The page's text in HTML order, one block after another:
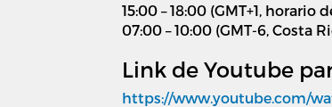
15:00 – 18:00 (GMT+1, horario
07:00 – 10:00 (GMT-6, Costa
Link de Youtube
https://www.youtube.com/